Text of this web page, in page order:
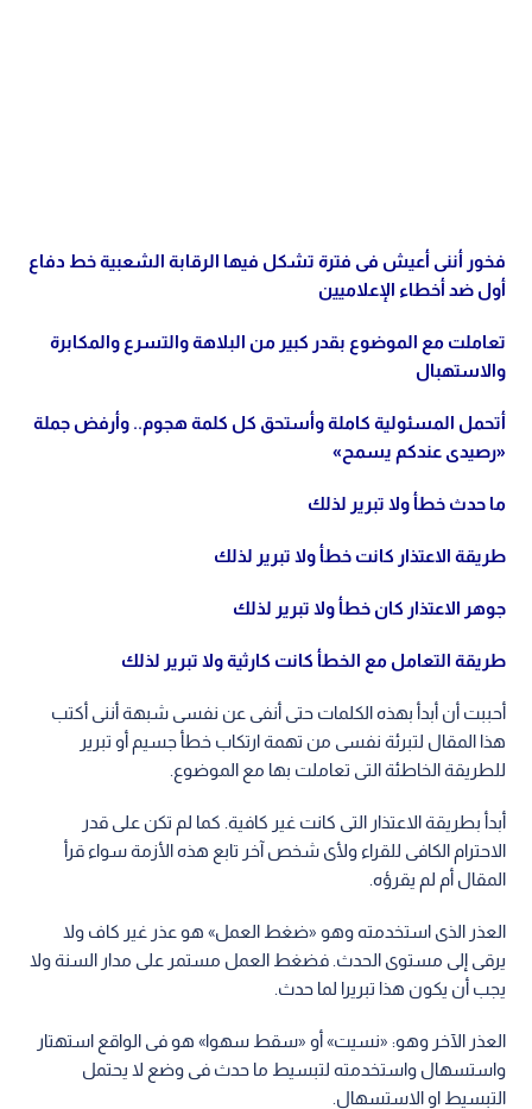
فخور أننى أعيش فى فترة تشكل فيها الرقابة الشعبية خط دفاع
أول ضد أخطاء الإعلاميين
تعاملت مع الموضوع بقدر كبير من البلاهة والتسرع والمكابرة
والاستهبال
أتحمل المسئولية كاملة وأستحق كل كلمة هجوم.. وأرفض جملة
«رصيدى عندكم يسمح»
ما حدث خطأ ولا تبرير لذلك
طريقة الاعتذار كانت خطأ ولا تبرير لذلك
جوهر الاعتذار كان خطأ ولا تبرير لذلك
طريقة التعامل مع الخطأ كانت كارثية ولا تبرير لذلك
أحببت أن أبدأ بهذه الكلمات حتى أنفى عن نفسى شبهة أننى أكتب
هذا المقال لتبرئة نفسى من تهمة ارتكاب خطأ جسيم أو تبرير
للطريقة الخاطئة التى تعاملت بها مع الموضوع.
أبدأ بطريقة الاعتذار التى كانت غير كافية. كما لم تكن على قدر
الاحترام الكافى للقراء ولأى شخص آخر تابع هذه الأزمة سواء قرأ
المقال أم لم يقرؤه.
العذر الذى استخدمته وهو «ضغط العمل» هو عذر غير كاف ولا
يرقى إلى مستوى الحدث. فضغط العمل مستمر على مدار السنة ولا
يجب أن يكون هذا تبريرا لما حدث.
العذر الآخر وهو: «نسيت» أو «سقط سهوا» هو فى الواقع استهتار
واستسهال واستخدمته لتبسيط ما حدث فى وضع لا يحتمل
التبسيط او الاستسهال.